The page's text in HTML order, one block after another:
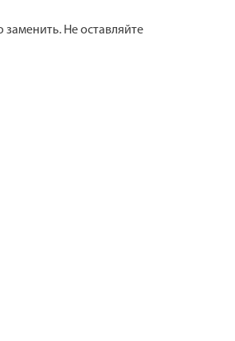
Не оставляйте